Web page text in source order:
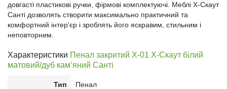
довгасті пластикові ручки, фірмові комплектуючі. Меблі X-Скаут
Санті дозволять створити максимально практичний та
комфортний інтер'єр і зроблять його яскравим, стильним і
неповторним.
Характеристики Пенал закритий Х-01 X-Скаут білий
матовий/дуб кам’яний Санті
Тип Пенал